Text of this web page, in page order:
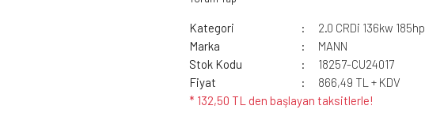
Kategori
2.0 CRDi 136kw 185hp
Marka
MANN
Stok Kodu
18257-CU24017
Fiyat
866,49 TL + KDV
* 132,50 TL den başlayan taksitlerle!